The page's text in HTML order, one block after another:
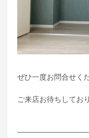
ぜひ一度お問合せく
ご来店お待ちしてお